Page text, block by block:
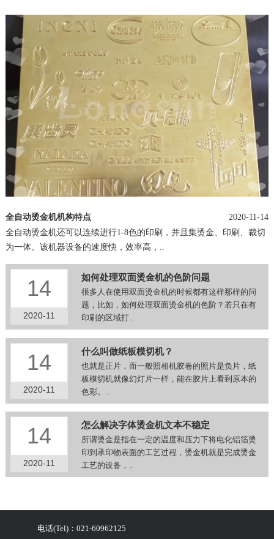
全自动烫金机机构特点
2020-11-14
全自动烫金机还可以连续进行1-8色的印刷，并且集烫金、印刷、裁切
为一体。该机器设备的速度快，效率高，..
14
2020-11
如何处理双面烫金机的色阶问题
很多人在使用双面烫金机的时候都有这样那样的问
题，比如，如何处理双面烫金机的色阶？若只在有
印刷的区域打..
14
2020-11
什么叫做纸板模切机？
也就是正片，而一般照相机胶卷的照片是负片，纸
板模切机就像幻灯片一样，能在胶片上看到原本的
色彩。..
14
2020-11
怎么解决字体烫金机文本不稳定
所谓烫金是指在一定的温度和压力下将电化铝箔烫
印到承印物表面的工艺过程，烫金机就是完成烫金
工艺的设备，..
电话(Tel)：021-60962125